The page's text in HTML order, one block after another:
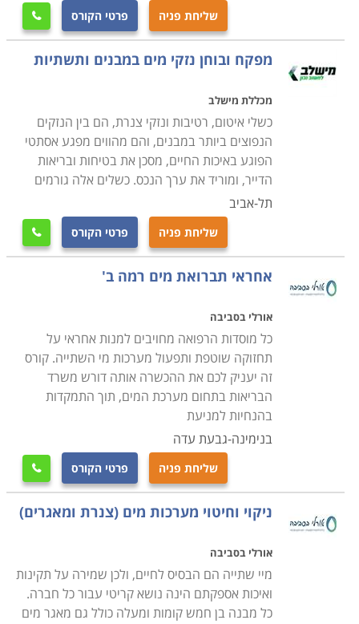
שרובן מתמחות בקורסים בתחום המקצועי. ניתן למצוא
לימודי שרברבות בתל אביב, בירושלים, קורס
אינסטלציה בבאר שבע, חיפה ובערים גדולות נוספות.
שליחת פניה פרטי הקורס 
מפקח ובוחן נזקי מים במבנים ותשתיות
מכללת מישלב
כשלי איטום, רטיבות ונזקי צנרת, הם בין הנזקים
הנפוצים ביותר במבנים, והם מהווים מפגע אסתטי
הפוגע באיכות החיים, מסכן את בטיחות ובריאות
הדייר, ומוריד את ערך הנכס. כשלים אלה גורמים
תל-אביב
שליחת פניה פרטי הקורס 
אחראי תברואת מים רמה ב'
אורלי בסביבה
כל מוסדות הרפואה מחויבים למנות אחראי על
תחזוקה שוטפת ותפעול מערכות מי השתייה. קורס
זה יעניק לכם את ההכשרה אותה דורש משרד
הבריאות בתחום מערכת המים, תוך התמקדות
בהנחיות למניעת
בנימינה-גבעת עדה
שליחת פניה פרטי הקורס 
ניקוי וחיטוי מערכות מים (צנרת ומאגרים)
אורלי בסביבה
מיי שתייה הם הבסיס לחיים, ולכן שמירה על תקינות
ואיכות אספקתם הינה נושא קריטי עבור כל חברה.
כל מבנה בן חמש קומות ומעלה כולל גם מאגר מים